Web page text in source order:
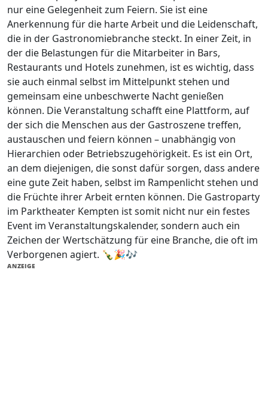
nur eine Gelegenheit zum Feiern. Sie ist eine
Anerkennung für die harte Arbeit und die Leidenschaft,
die in der Gastronomiebranche steckt. In einer Zeit, in
der die Belastungen für die Mitarbeiter in Bars,
Restaurants und Hotels zunehmen, ist es wichtig, dass
sie auch einmal selbst im Mittelpunkt stehen und
gemeinsam eine unbeschwerte Nacht genießen
können. Die Veranstaltung schafft eine Plattform, auf
der sich die Menschen aus der Gastroszene treffen,
austauschen und feiern können – unabhängig von
Hierarchien oder Betriebszugehörigkeit. Es ist ein Ort,
an dem diejenigen, die sonst dafür sorgen, dass andere
eine gute Zeit haben, selbst im Rampenlicht stehen und
die Früchte ihrer Arbeit ernten können. Die Gastroparty
im Parktheater Kempten ist somit nicht nur ein festes
Event im Veranstaltungskalender, sondern auch ein
Zeichen der Wertschätzung für eine Branche, die oft im
Verborgenen agiert. 🍾🎉🎶
ANZEIGE